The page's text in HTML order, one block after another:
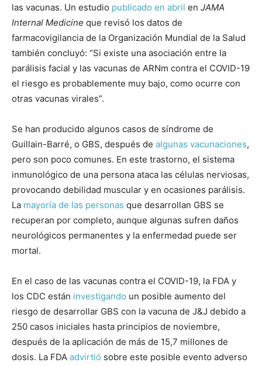
las vacunas. Un estudio publicado en abril en JAMA
Internal Medicine que revisó los datos de
farmacovigilancia de la Organización Mundial de la Salud
también concluyó: “Si existe una asociación entre la
parálisis facial y las vacunas de ARNm contra el COVID-19
el riesgo es probablemente muy bajo, como ocurre con
otras vacunas virales”.
Se han producido algunos casos de síndrome de
Guillain-Barré, o GBS, después de algunas vacunaciones,
pero son poco comunes. En este trastorno, el sistema
inmunológico de una persona ataca las células nerviosas,
provocando debilidad muscular y en ocasiones parálisis.
La mayoría de las personas que desarrollan GBS se
recuperan por completo, aunque algunas sufren daños
neurológicos permanentes y la enfermedad puede ser
mortal.
En el caso de las vacunas contra el COVID-19, la FDA y
los CDC están investigando un posible aumento del
riesgo de desarrollar GBS con la vacuna de J&J debido a
250 casos iniciales hasta principios de noviembre,
después de la aplicación de más de 15,7 millones de
dosis. La FDA advirtió sobre este posible evento adverso